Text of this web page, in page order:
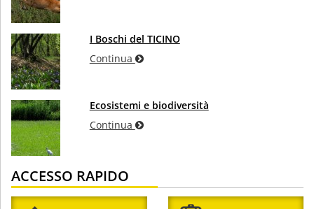
I Boschi del TICINO
Continua
Ecosistemi e biodiversità
Continua
ACCESSO RAPIDO